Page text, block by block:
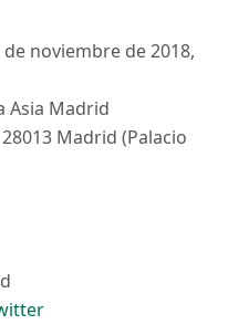
noviembre de 2018,
Asia Madrid
Madrid (Palacio